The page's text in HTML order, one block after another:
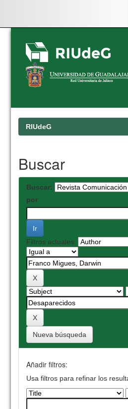
Skip
navigation
RIUdeG
Buscar
Buscar:
por
Filtros actuales:
Nueva búsqueda
Añadir filtros:
Usa filtros para refinar los